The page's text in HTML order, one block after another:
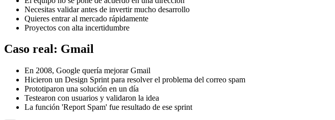
Necesitas validar antes de invertir mucho desarrollo
Quieres entrar al mercado rápidamente
Proyectos con alta incertidumbre
Caso real: Gmail
En 2008, Google quería mejorar Gmail
Hicieron un Design Sprint para resolver el problema del correo spam
Prototiparon una solución en un día
Testearon con usuarios y validaron la idea
La función 'Report Spam' fue resultado de ese sprint